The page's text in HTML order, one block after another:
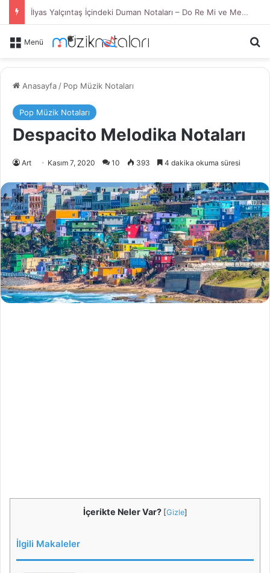
İlyas Yalçıntaş İçindeki Duman Notaları – Do Re Mi ve Melodika
Menü
Anasayfa / Pop Müzik Notaları
Pop Müzik Notaları
Despacito Melodika Notaları
Art Kasım 7, 2020 10 393 4 dakika okuma süresi
İçerikte Neler Var? [Gizle]
İlgili Makaleler